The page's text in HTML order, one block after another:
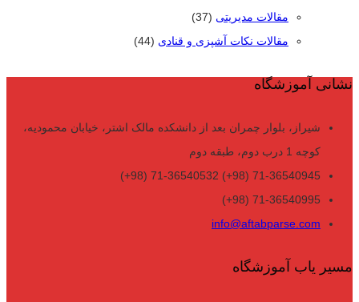
مقالات مدیریتی (37)
مقالات نکات آشپزی و قنادی (44)
نشانی آموزشگاه
شیراز، بلوار چمران بعد از دانشکده مالک اشتر، خیابان محمودیه،
کوچه 1 درب دوم، طبقه دوم
71-36540945 (98+) 71-36540532 (98+)
71-36540995 (98+)
info@aftabparse.com
مسیر یاب آموزشگاه